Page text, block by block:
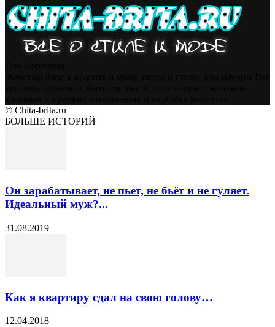
© Chita-brita.ru
БОЛЬШЕ ИСТОРИЙ
Он зарабатывает, не пьет, не бьёт и не гуляет.
Идеальный муж?...
31.08.2019
Как я квартиру сдал на свою голову…
12.04.2018